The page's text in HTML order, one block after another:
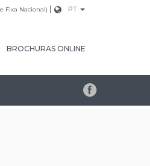
Fixa Nacional) | PT
BROCHURAS ONLINE